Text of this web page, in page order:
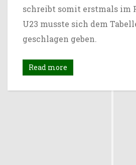
schreibt somit erstmals im
U23 musste sich dem
geschlagen geben.
Read more